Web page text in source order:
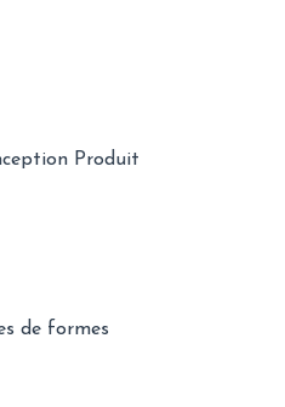
Produit
de formes